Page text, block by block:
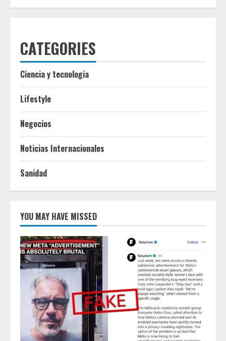
CATEGORIES
Ciencia y tecnologia
Lifestyle
Negocios
Noticias Internacionales
Sanidad
YOU MAY HAVE MISSED